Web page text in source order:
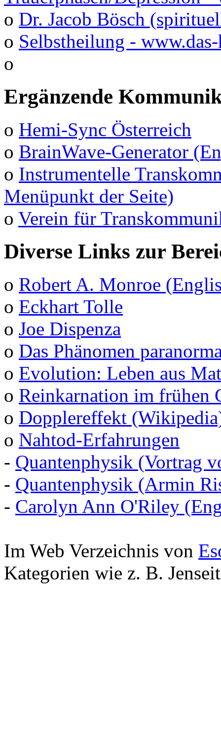
o Dr. Jacob Bösch
o Selbstheilung -
o
Ergänzende
o Hemi-Sync Österreich
o BrainWave-Generator
o Instrumentelle
Menüpunkt der Seite)
o Verein für
Diverse Links zur
o Robert A. Monroe
o Eckhart Tolle
o Joe Dispenza
o Das Phänomen
o Evolution: Leben aus
o Reinkarnation im frühen
o Dopplereffekt
o Nahtod-Erfahrungen
- Quantenphysik (Vortrag
- Quantenphysik (Armin
- Carolyn Ann O'Riley
Im Web Verzeichnis von
Kategorien wie z. B.